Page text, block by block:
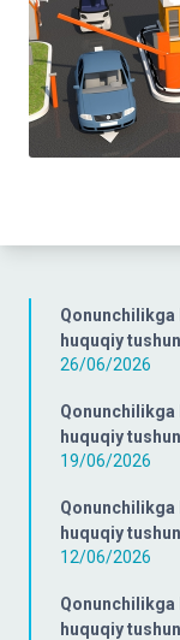
huquqiy
26/06/2026
huquqiy
19/06/2026
huquqiy
12/06/2026
huquqiy